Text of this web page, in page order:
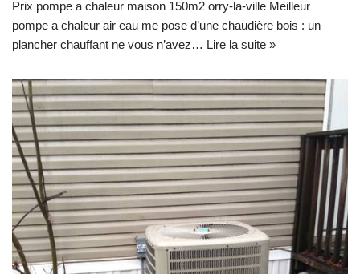
Prix pompe a chaleur maison 150m2 orry-la-ville Meilleur
pompe a chaleur air eau me pose d’une chaudière bois : un
plancher chauffant ne vous n’avez… Lire la suite »